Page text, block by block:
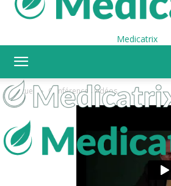
Medicatrix
Accueil Conférences vidéos